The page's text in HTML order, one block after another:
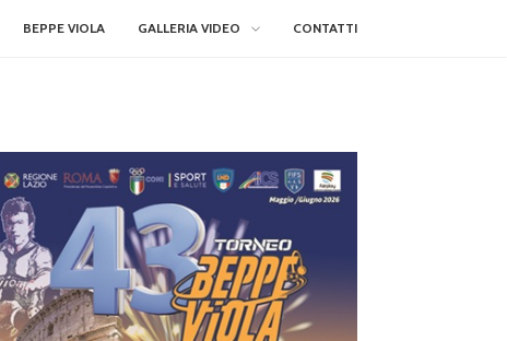
BEPPE VIOLA GALLERIA VIDEO CONTATTI